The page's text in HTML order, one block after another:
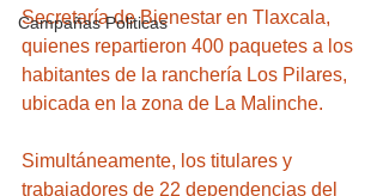
Campañas Politicas
Secretaría de Bienestar en Tlaxcala,
quienes repartieron 400 paquetes a los
habitantes de la ranchería Los Pilares,
ubicada en la zona de La Malinche.
Simultáneamente, los titulares y
trabajadores de 22 dependencias del